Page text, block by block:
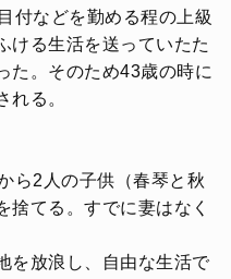
付などを勤める程の上級
ける生活を送っていたた
た。そのため43歳の時に
れる。
ら2人の子供（春琴と秋
捨てる。すでに妻はなく
を放浪し、自由な生活で